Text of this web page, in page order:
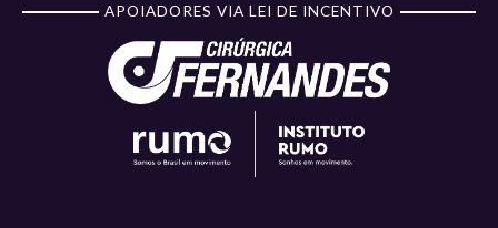
APOIADORES VIA LEI DE INCENTIVO